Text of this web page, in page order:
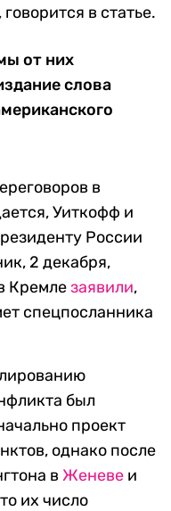
в статье.
от них
слова
в
Уиткофф и
России
2 декабря,
Кремлезаявили,
спецпосланника
был
проект
однако после
в Женеве и
их число